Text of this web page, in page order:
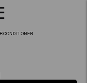
CONDITIONER